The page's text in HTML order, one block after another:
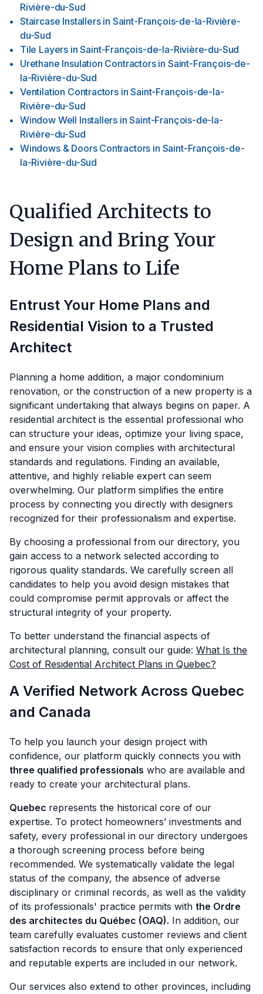
Rivière-du-Sud
Staircase Installers in Saint-François-de-la-Rivière-
du-Sud
Tile Layers in Saint-François-de-la-Rivière-du-Sud
Urethane Insulation Contractors in Saint-François-de-
la-Rivière-du-Sud
Ventilation Contractors in Saint-François-de-la-
Rivière-du-Sud
Window Well Installers in Saint-François-de-la-
Rivière-du-Sud
Windows & Doors Contractors in Saint-François-de-
la-Rivière-du-Sud
Qualified Architects to
Design and Bring Your
Home Plans to Life
Entrust Your Home Plans and
Residential Vision to a Trusted
Architect
Planning a home addition, a major condominium
renovation, or the construction of a new property is a
significant undertaking that always begins on paper. A
residential architect is the essential professional who
can structure your ideas, optimize your living space,
and ensure your vision complies with architectural
standards and regulations. Finding an available,
attentive, and highly reliable expert can seem
overwhelming. Our platform simplifies the entire
process by connecting you directly with designers
recognized for their professionalism and expertise.
By choosing a professional from our directory, you
gain access to a network selected according to
rigorous quality standards. We carefully screen all
candidates to help you avoid design mistakes that
could compromise permit approvals or affect the
structural integrity of your property.
To better understand the financial aspects of
architectural planning, consult our guide: What Is the
Cost of Residential Architect Plans in Quebec?
A Verified Network Across Quebec
and Canada
To help you launch your design project with
confidence, our platform quickly connects you with
three qualified professionals who are available and
ready to create your architectural plans.
Quebec represents the historical core of our
expertise. To protect homeowners’ investments and
safety, every professional in our directory undergoes
a thorough screening process before being
recommended. We systematically validate the legal
status of the company, the absence of adverse
disciplinary or criminal records, as well as the validity
of its professionals' practice permits with the Ordre
des architectes du Québec (OAQ). In addition, our
team carefully evaluates customer reviews and client
satisfaction records to ensure that only experienced
and reputable experts are included in our network.
Our services also extend to other provinces, including